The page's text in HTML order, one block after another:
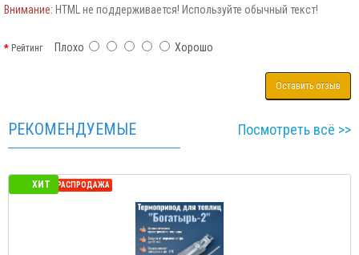
Внимание: HTML не поддерживается! Используйте обычный текст!
РейтингПлохо Хорошо
Оставить отзыв
РЕКОМЕНДУЕМЫЕ Посмотреть всё >>
ХИТ
СЕЗОННАЯ РАСПРОДАЖА